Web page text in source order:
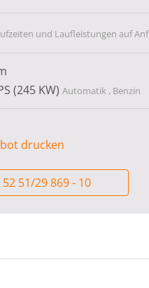
und Laufleistungen auf
(245 KW) Automatik , Benzin
drucken
52 51/29 869 - 10